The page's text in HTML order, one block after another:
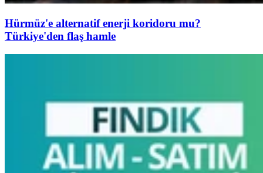
Hürmüz'e alternatif enerji koridoru mu?
Türkiye'den flaş hamle